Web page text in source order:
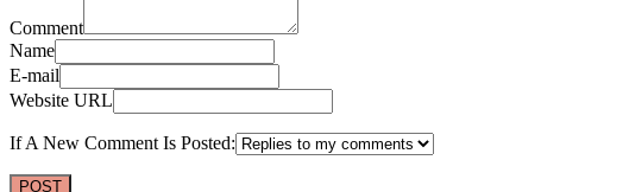
Comment
Name
E-mail
Website URL
If A New Comment Is Posted: